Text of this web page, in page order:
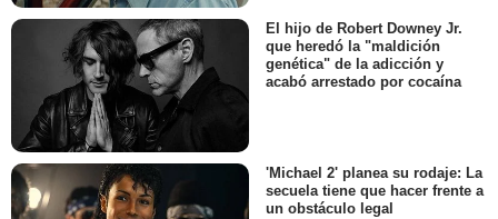
El hijo de Robert Downey Jr.
que heredó la "maldición
genética" de la adicción y
acabó arrestado por cocaína
'Michael 2' planea su rodaje: La
secuela tiene que hacer frente a
un obstáculo legal